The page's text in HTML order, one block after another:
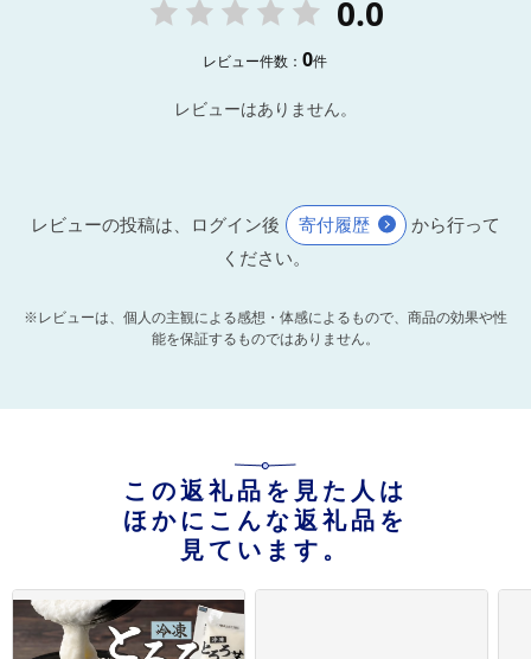
0.0
レビュー件数：0件
レビューはありません。
レビューの投稿は、ログイン後 寄付履歴
から行って
ください。
※レビューは、個人の主観による感想・体感によるもので、商品の効果や性
能を保証するものではありません。
この返礼品を見た人は
ほかにこんな返礼品を
見ています。